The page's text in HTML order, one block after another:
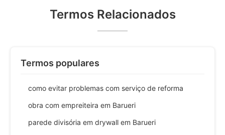
Termos Relacionados
Termos populares
como evitar problemas com serviço de reforma
obra com empreiteira em Barueri
parede divisória em drywall em Barueri